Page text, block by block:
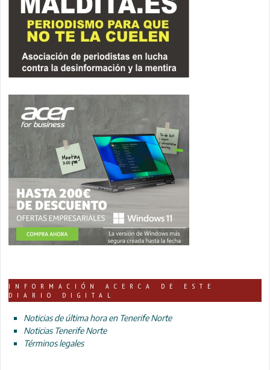
INFORMACIÓN ACERCA DE ESTE
DIARIO DIGITAL
Noticias de última hora en Tenerife Norte
Noticias Tenerife Norte
Términos legales